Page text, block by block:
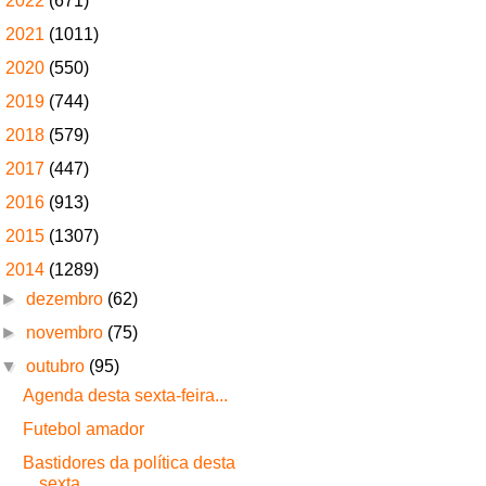
2021 (1011)
2020 (550)
2019 (744)
2018 (579)
2017 (447)
2016 (913)
2015 (1307)
2014 (1289)
►dezembro (62)
► novembro (75)
▼outubro (95)
Agenda desta sexta-feira...
Futebol amador
Bastidores da política desta